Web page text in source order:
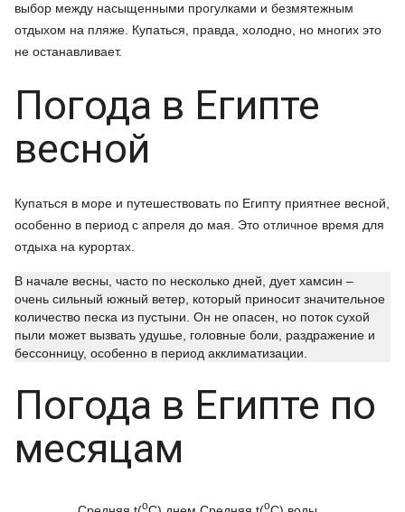
выбор между насыщенными прогулками и безмятежным
отдыхом на пляже. Купаться, правда, холодно, но многих это
не останавливает.
Погода в Египте
весной
Купаться в море и путешествовать по Египту приятнее весной,
особенно в период с апреля до мая. Это отличное время для
отдыха на курортах.
В начале весны, часто по несколько дней, дует хамсин –
очень сильный южный ветер, который приносит значительное
количество песка из пустыни. Он не опасен, но поток сухой
пыли может вызвать удушье, головные боли, раздражение и
бессонницу, особенно в период акклиматизации.
Погода в Египте по
месяцам
o o